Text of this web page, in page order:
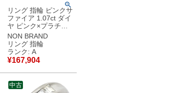
リング 指輪 ピンクサ
ファイア 1.07ct ダイ
ヤ ピンク×プラチナ
シルバー 1粒 テーパ
ー メレダイヤ オーバ
ルカット プラチナ
16号 【中古】中古美
品
NON BRAND
リング 指輪
ランク: A
¥167,904
中古